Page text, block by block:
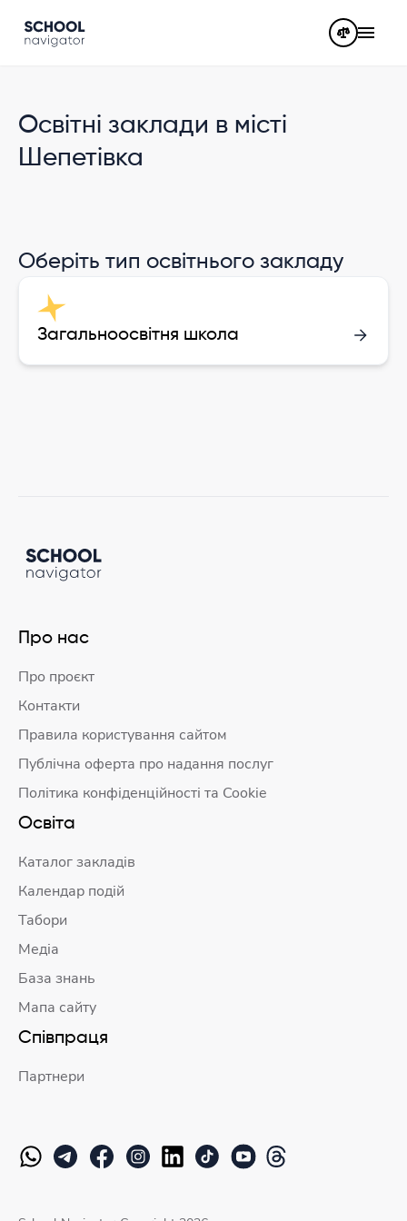
Освітні заклади в місті
Шепетівка
Оберіть тип освітнього закладу
Загальноосвітня школа
Про нас
Про проєкт
Контакти
Правила користування сайтом
Публічна оферта про надання послуг
Політика конфіденційності та Cookie
Освіта
Каталог закладів
Календар подій
Табори
Медіа
База знань
Мапа сайту
Співпраця
Партнери